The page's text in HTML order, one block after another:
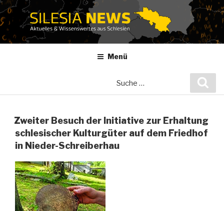
Zum
Inhalt
springen
Menü
Zweiter Besuch der Initiative zur Erhaltung
schlesischer Kulturgüter auf dem Friedhof
in Nieder-Schreiberhau